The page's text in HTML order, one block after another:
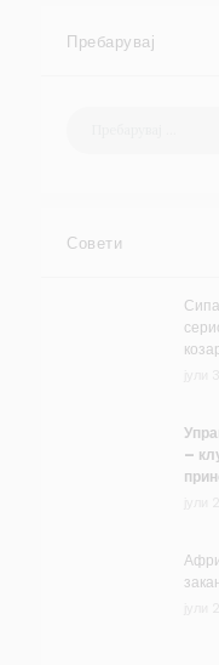
Пребарувај
Совети
–